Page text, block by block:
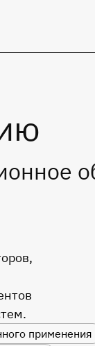
применения